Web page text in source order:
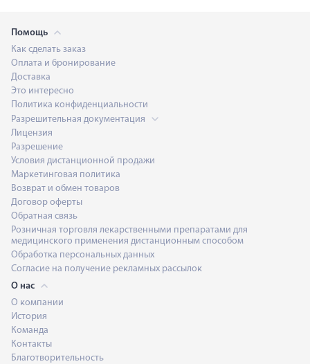
Помощь
Как сделать заказ
Оплата и бронирование
Доставка
Это интересно
Политика конфиденциальности
Разрешительная документация
Лицензия
Разрешение
Условия дистанционной продажи
Маркетинговая политика
Возврат и обмен товаров
Договор оферты
Обратная связь
Розничная торговля лекарственными препаратами для
медицинского применения дистанционным способом
Обработка персональных данных
Согласие на получение рекламных рассылок
О нас
О компании
История
Команда
Контакты
Благотворительность